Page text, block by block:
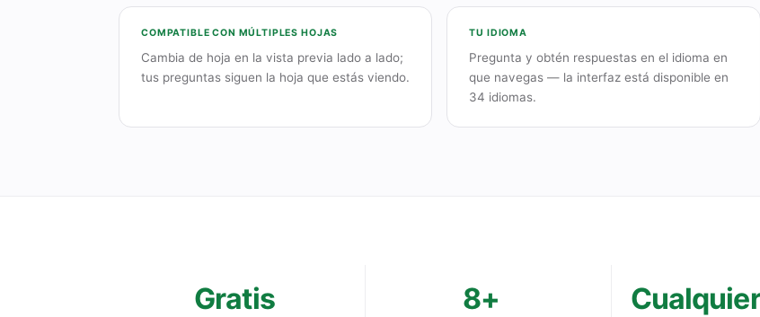
COMPATIBLE CON MÚLTIPLES HOJAS
Cambia de hoja en la vista previa lado a lado;
tus preguntas siguen la hoja que estás viendo.
TU IDIOMA
Pregunta y obtén respuestas en el idioma en
que navegas — la interfaz está disponible en
34 idiomas.
Gratis 8+